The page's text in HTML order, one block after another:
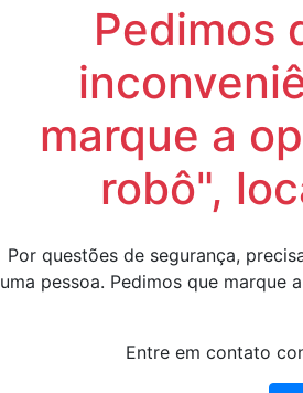
Pedimos
marque a
robô",
Por questões de segurança,
uma pessoa. Pedimos que marque
Entre em contato